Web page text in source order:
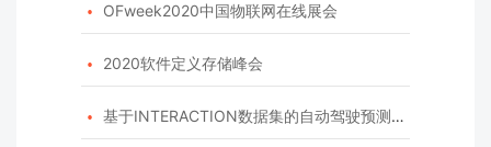
 OFweek2020中国物联网在线展会
 2020软件定义存储峰会
 基于INTERACTION数据集的自动驾驶预测模型挑战赛